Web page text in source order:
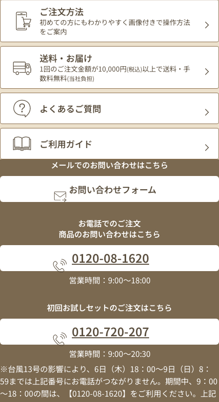
ご注文方法
初めての方にもわかりやすく 画像付きで操作方法
をご案内
送料・お届け
1回のご注文金額が10,000円(税込)以上で送料・手
数料無料(当社負担)
よくあるご質問
ご利用ガイド
メールでのお問い合わせはこちら
お問い合わせフォーム
お電話でのご注文
商品のお問い合わせはこちら
0120-08-1620
営業時間：9:00～18:00
初回お試しセットのご注文はこちら
0120-720-207
営業時間：9:00～20:30
※台風13号の影響により、6日（木）18：00～9日（日）8：
59までは上記番号にお電話がつながりません。期間中、9：00
～18：00の間は、【0120-08-1620】をご利用ください。上記